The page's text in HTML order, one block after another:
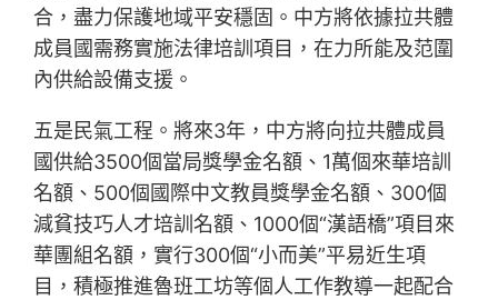
合，盡力保護地域平安穩固。中方將依據拉共體
成員國需務實施法律培訓項目，在力所能及范圍
內供給設備支援。
五是民氣工程。將來3年，中方將向拉共體成員
國供給3500個當局獎學金名額、1萬個來華培訓
名額、500個國際中文教員獎學金名額、300個
減貧技巧人才培訓名額、1000個“漢語橋”項目來
華團組名額，實行300個“小而美”平易近生項
目，積極推進魯班工坊等個人工作教導一起配合